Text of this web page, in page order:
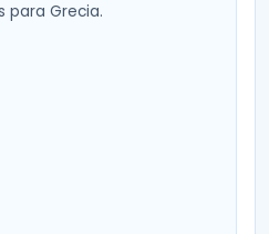
para Grecia.